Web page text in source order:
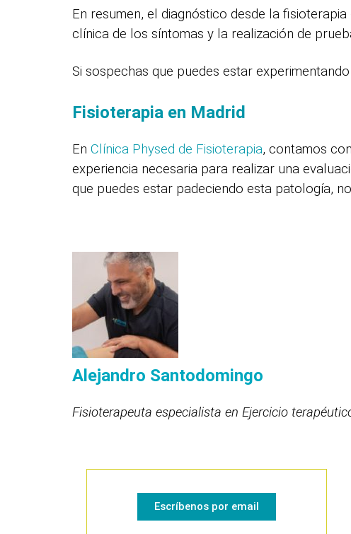
En resumen, el diagnóstico desde la
clínica de los síntomas y la realización de
Si sospechas que puedes estar
Fisioterapia en Madrid
En Clínica Physed de Fisioterapia, contamos
experiencia necesaria para realizar una
que puedes estar padeciendo esta patología,
Alejandro Santodomingo
Fisioterapeuta especialista en Ejercicio
Escríbenos por email